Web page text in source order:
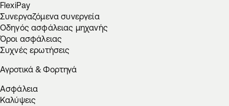
FlexiPay
Συνεργαζόμενα συνεργεία
Οδηγός ασφάλειας μηχανής
Όροι ασφάλειας
Συχνές ερωτήσεις
Αγροτικά & Φορτηγά
Ασφάλεια
Καλύψεις